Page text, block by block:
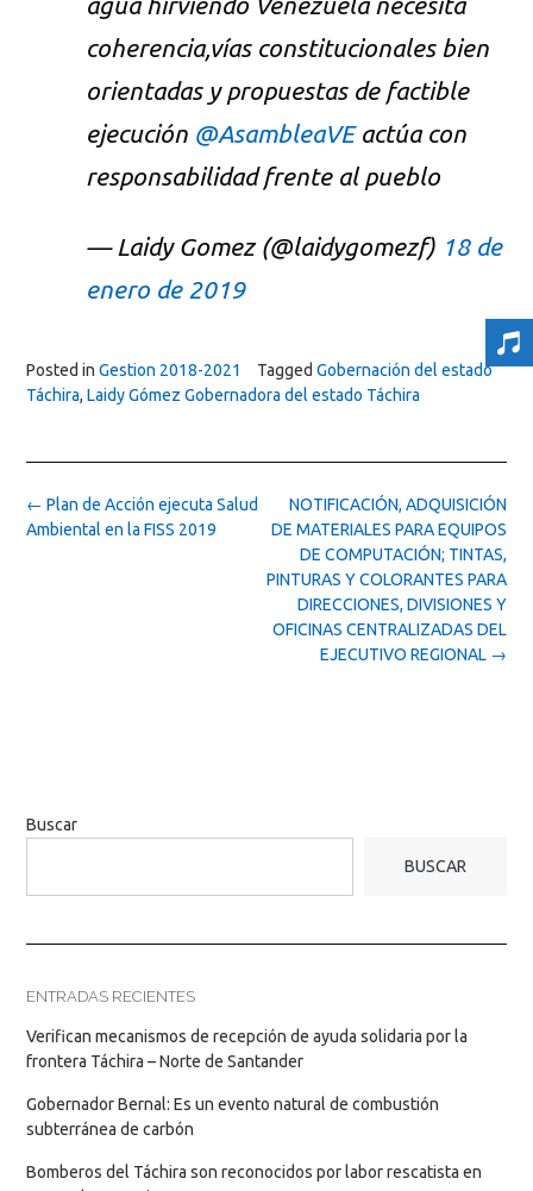
coherencia,vías constitucionales bien
orientadas y propuestas de factible
ejecución @AsambleaVEactúa con
responsabilidad frente al pueblo
— Laidy Gomez (@laidygomezf) 18 de
enero de 2019
Posted in Gestion 2018-2021 Tagged Gobernación del estado
Táchira, Laidy Gómez Gobernadora del estado Táchira
Post
navigation
NOTIFICACIÓN, ADQUISICIÓN
DE MATERIALES PARA EQUIPOS
DE COMPUTACIÓN; TINTAS,
PINTURAS Y COLORANTES PARA
DIRECCIONES, DIVISIONES Y
OFICINAS CENTRALIZADAS DEL
EJECUTIVO REGIONAL →
← Plan de Acción ejecuta Salud
Ambiental en la FISS 2019
Buscar
BUSCAR
ENTRADAS RECIENTES
Verifican mecanismos de recepción de ayuda solidaria por la
frontera Táchira – Norte de Santander
Gobernador Bernal: Es un evento natural de combustión
subterránea de carbón
Bomberos del Táchira son reconocidos por labor rescatista en